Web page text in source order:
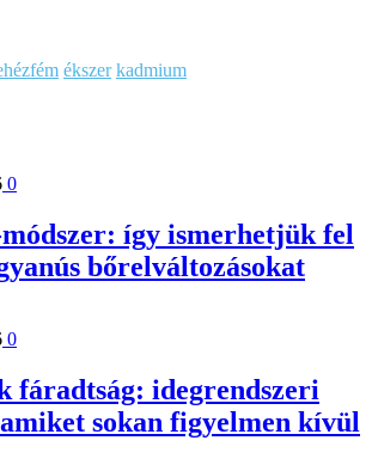
ékszer kadmium
0
így ismerhetjük fel
bőrelváltozásokat
0
fáradtság: idegrendszeri
sokan figyelmen kívül